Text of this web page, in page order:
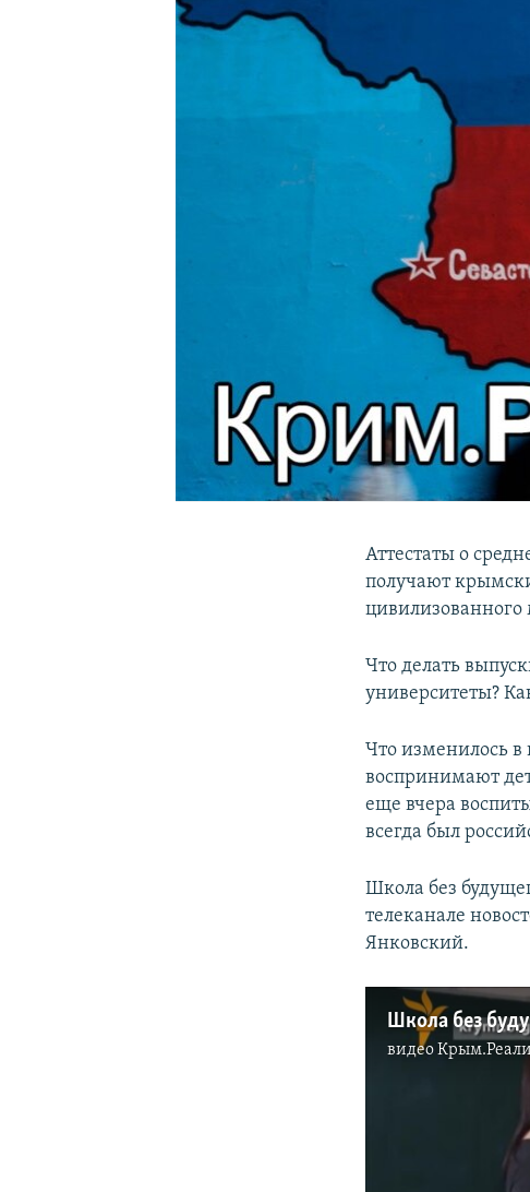
Аттестаты о
получают
цивилизованного
Что делать
университеты?
Что изменилось
воспринимают
еще вчера
всегда был
Школа без
телеканале
Янковский.
Школа без
видео